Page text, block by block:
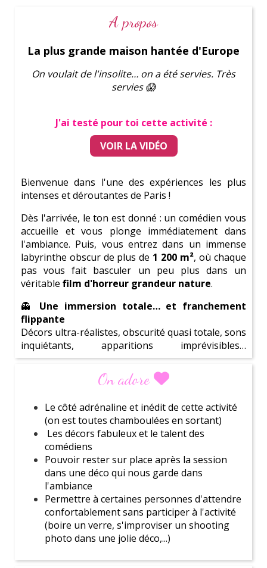
Témoin de Mariage
Découvre de superbes activités
blog complet
Amuse-toi avec letest de personnalité
Une coordinatrice à tes côtés pour
organiser un EVJF inoubliable à
Paris !
Ne perd plus une minute !Réserve taséance
découverte gratuite
dès maintenantpour découvrir
comment nous pouvons t'aider à créer l'événement
parfait pour la future mariée.
Laisse-toi inspirer par notrelarge gamme
activitéset trouve celle qui correspond parfaitement
à la personnalité de ton amie. Que tu cherche une
journée détente, une aventure palpitante ou une
soirée mémorable, nous avons ce qu'il te faut !
A propos
La plus grande maison hantée d'Europe
On voulait de l'insolite… on a été servies. Très
servies 😱
J'ai testé pour toi cette activité :
VOIR LA VIDÉO
Bienvenue dans l'une des expériences les plus
intenses et déroutantes de Paris !
Dès l'arrivée, le ton est donné : un comédien vous
accueille et vous plonge immédiatement dans
l'ambiance. Puis, vous entrez dans un immense
labyrinthe obscur de plus de 1 200 m², où chaque
pas vous fait basculer un peu plus dans un
véritable film d'horreur grandeur nature.
👻 Une immersion totale… et franchement
flippante
Décors ultra-réalistes, obscurité quasi totale, sons
inquiétants, apparitions imprévisibles…
L'atmosphère est oppressante, troublante, et
totalement immersive. On perd ses repères, on
sursaute, on crie (beaucoup), on rit nerveusement
Les groupes ne sontpas mélangés: vous
évoluez uniquement entre vous. Enfin… en
théorie.
Car vous n'êtes clairement pas seulesdans ce
labyrinthe, et c'est bien là que réside toute la
terreur 😈
Une expérience qui se renouvelle
Les thèmes changent régulièrement, histoire de
pouvoir revenir… si vous en avez le courage.
Et pour les plus téméraires, le
version encore plusdarkest proposée. Oui,
On adore
Le côté adrénaline et inédit de cette activité
(on est toutes chamboulées en sortant)
Les décors fabuleux et le talent des
comédiens
Pouvoir rester sur place après la session
dans une déco qui nous garde dans
l'ambiance
Permettre à certaines personnes d'attendre
confortablement sans participer à l'activité
(boire un verre, s'improviser un shooting
photo dans une jolie déco,...)